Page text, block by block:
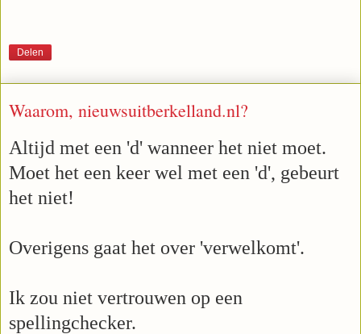
Delen
Waarom, nieuwsuitberkelland.nl?
Altijd met een 'd' wanneer het niet moet.
Moet het een keer wel met een 'd', gebeurt
het niet!
Overigens gaat het over 'verwelkomt'.
Ik zou niet vertrouwen op een
spellingchecker.